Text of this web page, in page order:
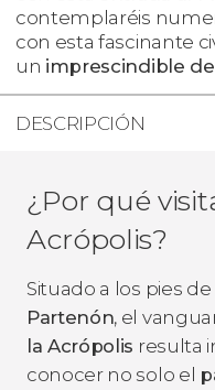
contemplaréis
con esta fascinante
un imprescindible
DESCRIPCIÓN
¿Por qué
Acrópolis?
Situado a los pies de
Partenón, el
la Acrópolis resulta
conocer no solo el